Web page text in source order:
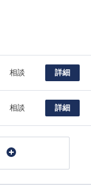
相談 詳細
相談 詳細